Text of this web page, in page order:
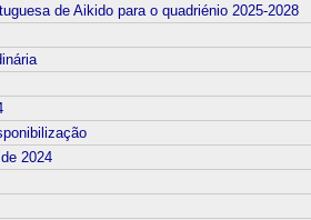
de Aikido para o quadriénio 2025-2028
2024